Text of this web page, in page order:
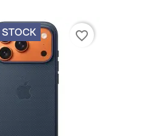
STOCK favorite_border